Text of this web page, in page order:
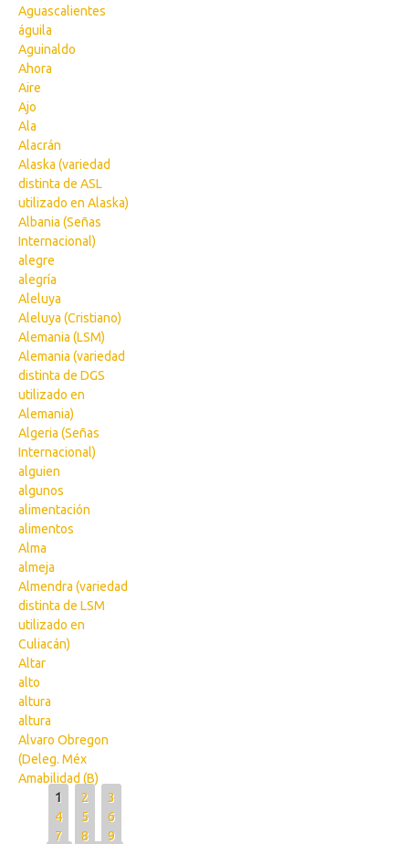
Aguascalientes
águila
Aguinaldo
Ahora
Aire
Ajo
Ala
Alacrán
Alaska (variedad
distinta de ASL
utilizado en Alaska)
Albania (Señas
Internacional)
alegre
alegría
Aleluya
Aleluya (Cristiano)
Alemania (LSM)
Alemania (variedad
distinta de DGS
utilizado en
Alemania)
Algeria (Señas
Internacional)
alguien
algunos
alimentación
alimentos
Alma
almeja
Almendra (variedad
distinta de LSM
utilizado en
Culiacán)
Altar
alto
altura
altura
Alvaro Obregon
(Deleg. Méx
Amabilidad (B)
Pages
1 2
3
4
5
6
7
8
9